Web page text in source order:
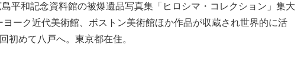
平和記念資料館の被爆遺品写真集「ヒロシマ・コレクション」集大
ーク近代美術館、ボストン美術館ほか作品が収蔵され世界的に活
初めて八戸へ。東京都在住。